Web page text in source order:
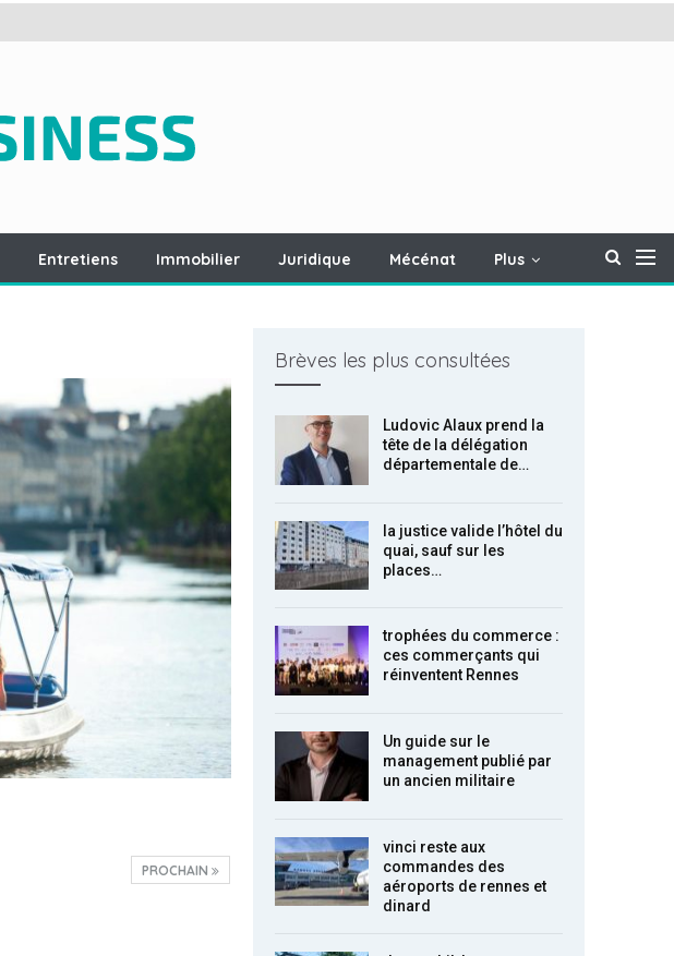
Entretiens Immobilier Juridique Mécénat Plus
PROCHAIN
Brèves les plus consultées
Ludovic Alaux prend la
tête de la délégation
départementale de…
la justice valide l’hôtel du
quai, sauf sur les
places…
trophées du commerce :
ces commerçants qui
réinventent Rennes
Un guide sur le
management publié par
un ancien militaire
vinci reste aux
commandes des
aéroports de rennes et
dinard